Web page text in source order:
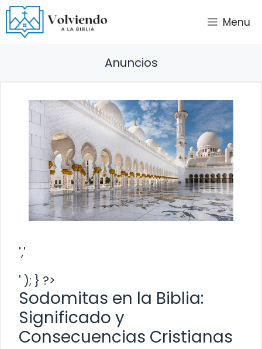
Saltar
al
contenido
Menu
Anuncios
','
' ); } ?>
Sodomitas en la Biblia:
Significado y
Consecuencias Cristianas